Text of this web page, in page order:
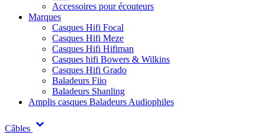
Accessoires pour écouteurs
Marques
Casques Hifi Focal
Casques Hifi Meze
Casques Hifi Hifiman
Casques hifi Bowers & Wilkins
Casques Hifi Grado
Baladeurs Fiio
Baladeurs Shanling
Amplis casques Baladeurs Audiophiles
Câbles